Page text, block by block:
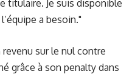
titulaire. Je suis disponible
a besoin."
sur le nul contre
grâce à son penalty dans